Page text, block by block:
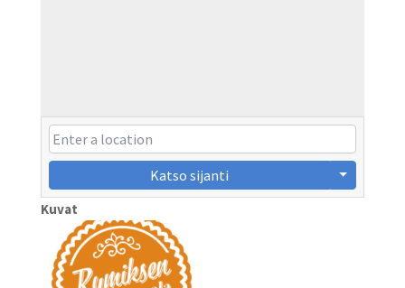
Katso sijanti
Kuvat